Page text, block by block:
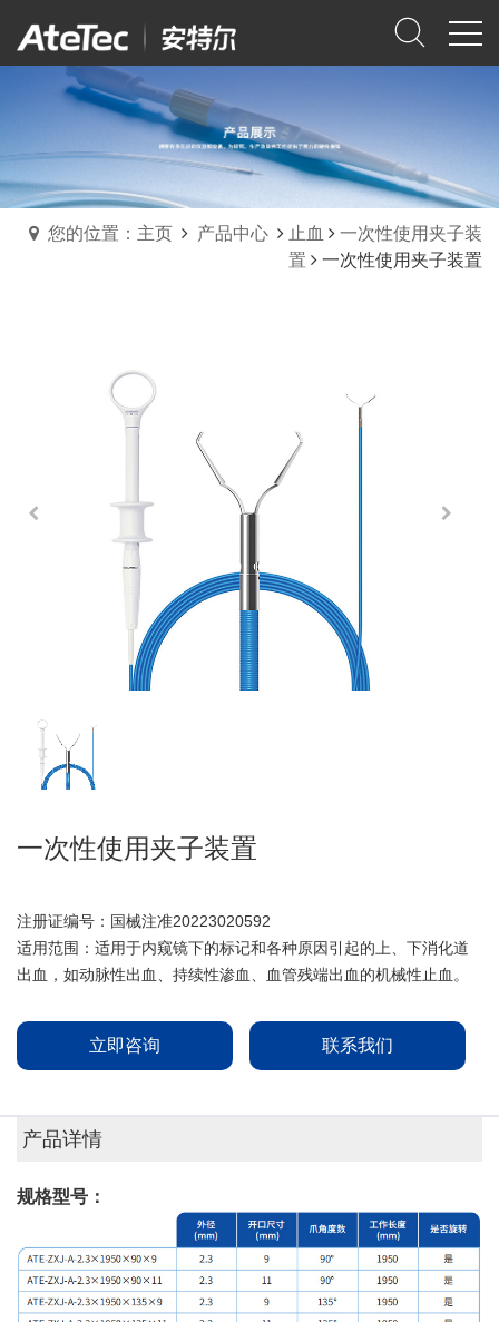
您的位置：主页 产品中心 止血
一次性使用夹子装
置
一次性使用夹子装置
一次性使用夹子装置
注册证编号：国械注准20223020592
适用范围：适用于内窥镜下的标记和各种原因引起的上、下消化道
出血，如动脉性出血、持续性渗血、血管残端出血的机械性止血。
立即咨询 联系我们
产品详情
规格型号：